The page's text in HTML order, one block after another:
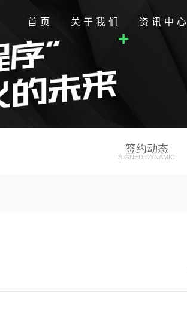
首页 关于我们 资讯中心
签约动态
SIGNED DYNAMIC